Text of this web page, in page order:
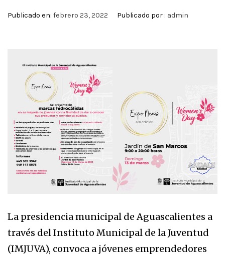
Publicado en: febrero 23, 2022 Publicado por : admin
La presidencia municipal de Aguascalientes a
través del Instituto Municipal de la Juventud
(IMJUVA), convoca a jóvenes emprendedores